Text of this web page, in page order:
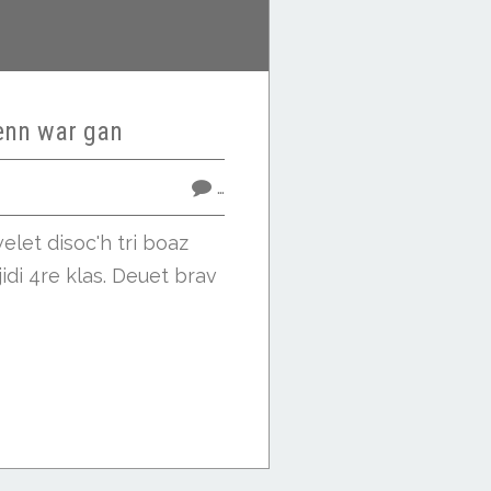
war gan
…
disoc'h tri boaz
4re klas. Deuet brav